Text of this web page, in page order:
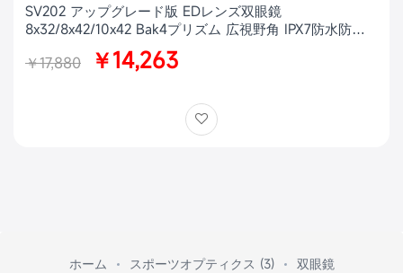
SV202 アップグレード版 EDレンズ双眼鏡
8x32/8x42/10x42 Bak4プリズム 広視野角 IPX7防水防曇
バードウォッチング
￥17,880 ￥14,263
ホーム スポーツオプティクス (3) 双眼鏡